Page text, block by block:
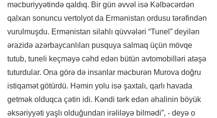
məcburiyyətində qaldıq. Bir gün əvvəl isə Kəlbəcərdən
qalxan sonuncu vertolyot da Ermənistan ordusu tərəfindən
vurulmuşdu. Ermənistan silahlı qüvvələri “Tunel” deyilən
ərazidə azərbaycanlıları pusquya salmaq üçün mövqe
tutub, tuneli keçməyə cəhd edən bütün avtomobilləri atəşə
tuturdular. Ona görə də insanlar məcburən Murova doğru
istiqamət götürdü. Həmin yolu isə şaxtalı, qarlı havada
getmək olduqca çətin idi. Kəndi tərk edən əhalinin böyük
əksəriyyəti yaşlı olduğundan irəliləyə bilmədi”, - deyə o